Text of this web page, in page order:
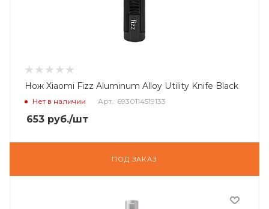
Нож Xiaomi Fizz Aluminum Alloy Utility Knife Black
Нет в наличии Арт.: 6930114519133
653 руб./шт
ПОД ЗАКАЗ